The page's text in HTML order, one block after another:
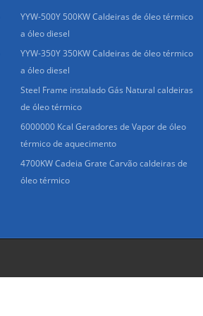
YYW-500Y 500KW Caldeiras de óleo térmico
a óleo diesel
YYW-350Y 350KW Caldeiras de óleo térmico
a óleo diesel
Steel Frame instalado Gás Natural caldeiras
de óleo térmico
6000000 Kcal Geradores de Vapor de óleo
térmico de aquecimento
4700KW Cadeia Grate Carvão caldeiras de
óleo térmico